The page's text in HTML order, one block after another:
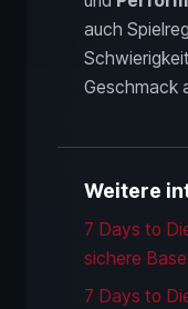
auch
Geschmack
Weitere
7 Days to
sichere
7 Days to